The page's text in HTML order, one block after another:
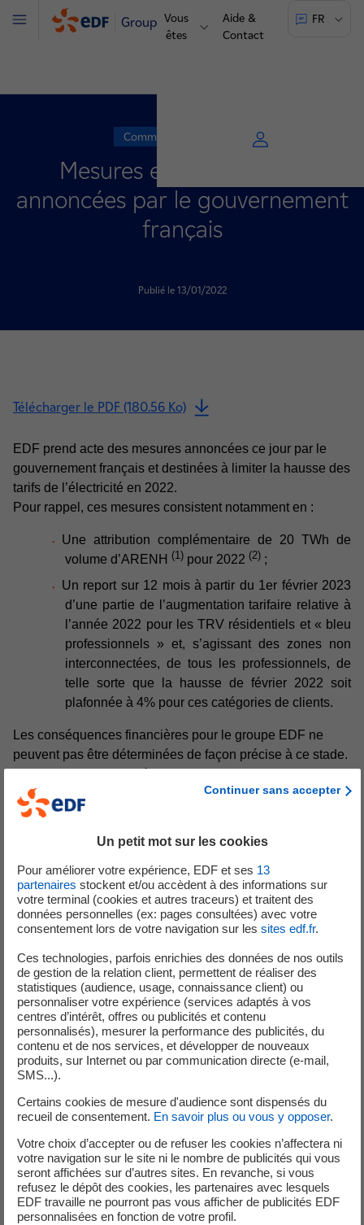
Groupe Vous
êtes
Aide &
Contact
FR
Menu
Communiqué de presse
Mesures exceptionnelles
annoncées par le gouvernement
français
Publié le 13/01/2022
Télécharger le PDF (180.56 Ko)
EDF prend acte des mesures annoncées ce jour par le
gouvernement français et destinées à limiter la hausse des
tarifs de l’électricité en 2022.
Pour rappel, ces mesures consistent notamment en :
Une attribution complémentaire de 20 TWh de
volume d’ARENH (1) pour 2022 (2) ;
Un report sur 12 mois à partir du 1er février 2023
d’une partie de l’augmentation tarifaire relative à
l’année 2022 pour les TRV résidentiels et « bleu
professionnels » et, s’agissant des zones non
interconnectées, de tous les professionnels, de
telle sorte que la hausse de février 2022 soit
plafonnée à 4% pour ces catégories de clients.
Les conséquences financières pour le groupe EDF ne
peuvent pas être déterminées de façon précise à ce stade.
Groupe dispose, l’impact de ces mesures sur l’EBITDA
2022 d’EDF est estimé à environ 8,4 Mds€ sur la base des
Mds€ sur la base des prix de marché au 12 janvier 2022
(3).
L’impact final sur l’EBITDA dépendra des prix de marché
sur la période de mise en œuvre de ces mesures. EDF
communiquera dès que possible et régulièrement sur
l’évolution de cette estimation.
EDF va examiner les mesures appropriées pour renforcer
sa structure bilancielle et toute mesure de nature à
protéger ses intérêts. EDF communiquera de nouveau au
plus tard lors de la publication des résultats annuels 2021
et dans l’attente retire sa guidance 2022 Endettement
Financier Net / EBITDA(4) .
ARENH : Accès régulé à l’électricité nucléaire historique. Voir
section 1.4.3.3 de l’URD 2020 d’EDF.
Attribution de 20 TWh additionnels sur la période du 1 er avril au 31
décembre 2022 à un prix de 46,2 €/MWh.
Ce montant intègre une estimation de l’effet du report tarifaire sur le
cash-flow 2022 d’environ 1,5 Mds€ sur la base des prix de march
Continuer sans accepter
Un petit mot sur les cookies
Pour améliorer votre expérience, EDF et ses 13
partenaires stockent et/ou accèdent à des informations sur
votre terminal (cookies et autres traceurs) et traitent des
données personnelles (ex: pages consultées) avec votre
consentement lors de votre navigation sur les sites edf.fr.
Ces technologies, parfois enrichies des données de nos outils
de gestion de la relation client, permettent de réaliser des
statistiques (audience, usage, connaissance client) ou
personnaliser votre expérience (services adaptés à vos
centres d’intérêt, offres ou publicités et contenu
personnalisés), mesurer la performance des publicités, du
contenu et de nos services, et développer de nouveaux
produits, sur Internet ou par communication directe (e-mail,
SMS...).
Certains cookies de mesure d'audience sont dispensés du
recueil de consentement. En savoir plus ou vous y opposer.
Votre choix d’accepter ou de refuser les cookies n’affectera ni
votre navigation sur le site ni le nombre de publicités qui vous
seront affichées sur d’autres sites. En revanche, si vous
refusez le dépôt des cookies, les partenaires avec lesquels
EDF travaille ne pourront pas vous afficher de publicités EDF
personnalisées en fonction de votre profil.